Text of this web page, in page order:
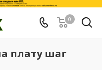
0
плату шаг